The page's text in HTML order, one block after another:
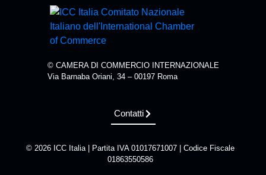
© CAMERA DI COMMERCIO INTERNAZIONALE
Via Barnaba Oriani, 34 – 00197 Roma
Contatti
© 2026 ICC Italia | Partita IVA 01017671007 | Codice Fiscale
01863550586